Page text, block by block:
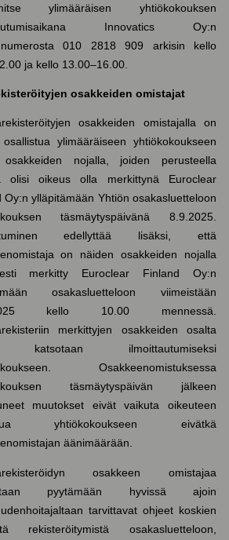
ylimääräisen yhtiökokouksen
Innovatics Oy:n
010 2818 909 arkisin kello
ja kello 13.00–16.00.
osakkeiden omistajat
osakkeiden omistajalla on
ylimääräiseen yhtiökokoukseen
osakkeiden nojalla, joiden perusteella
olisi oikeus olla merkittynä Euroclear
Oy:n ylläpitämään Yhtiön osakasluetteloon
täsmäytyspäivänä 8.9.2025.
edellyttää lisäksi, että
on näiden osakkeiden nojalla
merkitty Euroclear Finland Oy:n
osakasluetteloon viimeistään
kello 10.00 mennessä.
merkittyjen osakkeiden osalta
katsotaan ilmoittautumiseksi
Osakkeenomistuksessa
täsmäytyspäivän jälkeen
muutokset eivät vaikuta oikeuteen
yhtiökokoukseen eivätkä
äänimäärään.
osakkeen omistajaa
pyytämään hyvissä ajoin
tarvittavat ohjeet koskien
rekisteröitymistä osakasluetteloon,